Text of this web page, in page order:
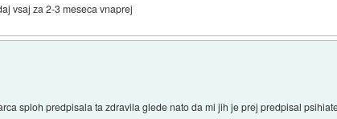
vsaj za 2-3 meseca vnaprej
sploh predpisala ta zdravila glede nato da mi jih je prej predpisal